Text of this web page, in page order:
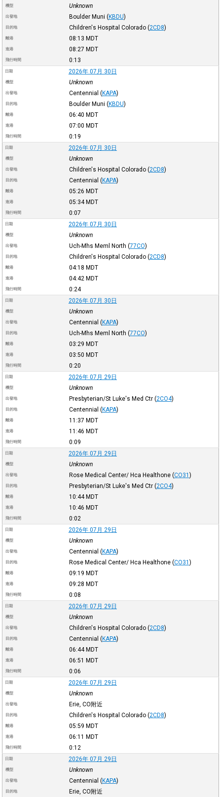
機型 Unknown
出發地 Boulder Muni (KBDU)
目的地 Children's Hospital Colorado (2CD8)
離港 08:13 MDT
進港 08:27 MDT
飛行時間 0:13
日期 2026年 07月 30日
機型 Unknown
出發地 Centennial (KAPA)
目的地 Boulder Muni (KBDU)
離港 06:40 MDT
進港 07:00 MDT
飛行時間 0:19
日期 2026年 07月 30日
機型 Unknown
出發地 Children's Hospital Colorado (2CD8)
目的地 Centennial (KAPA)
離港 05:26 MDT
進港 05:34MDT
飛行時間 0:07
日期 2026年 07月 30日
機型 Unknown
出發地 Uch-Mhs Meml North (77CO)
目的地 Children's Hospital Colorado (2CD8)
離港 04:18 MDT
進港 04:42 MDT
飛行時間 0:24
日期 2026年 07月 30日
機型 Unknown
出發地 Centennial (KAPA)
目的地 Uch-Mhs Meml North (77CO)
離港 03:29 MDT
進港 03:50 MDT
飛行時間 0:20
日期 2026年 07月 29日
機型 Unknown
出發地 Presbyterian/St Luke's Med Ctr (2CO4)
目的地 Centennial (KAPA)
離港 11:37 MDT
進港 11:46 MDT
飛行時間 0:09
日期 2026年 07月 29日
機型 Unknown
出發地 Rose Medical Center/ Hca Healthone (CO31 )
目的地 Presbyterian/St Luke's Med Ctr (2CO4)
離港 10:44MDT
進港 10:46 MDT
飛行時間 0:02
日期 2026年 07月 29日
機型 Unknown
出發地 Centennial (KAPA)
目的地 Rose Medical Center/ Hca Healthone (CO31 )
離港 09:19 MDT
進港 09:28 MDT
飛行時間 0:08
日期 2026年 07月 29日
機型 Unknown
出發地 Children's Hospital Colorado (2CD8)
目的地 Centennial (KAPA)
離港 06:44MDT
進港 06:51 MDT
飛行時間 0:06
日期 2026年 07月 29日
機型 Unknown
出發地 Erie, CO附近
目的地 Children's Hospital Colorado (2CD8)
離港 05:59 MDT
進港 06:11 MDT
飛行時間 0:12
日期 2026年 07月 29日
機型 Unknown
出發地 Centennial (KAPA)
目的地 Erie, CO附近